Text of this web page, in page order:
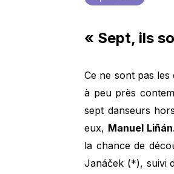
« Sept, ils
Ce ne sont pas
à peu près
sept danseurs
eux, Manuel Liñán
la chance de
Janáček (*), suivi